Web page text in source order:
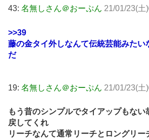
43: 名無しさん＠おーぷん 21/01/23(土
>>39
藤の金タイ外しなんて伝統芸能みたい
だ
19: 名無しさん＠おーぷん 21/01/23(土
もう昔のシンプルでタイアップもない
戻してくれ
リーチなんて通常リーチとロングリー